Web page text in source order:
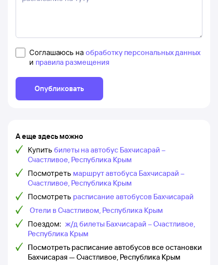
Соглашаюсь на обработку персональных данных
и правила размещения
Опубликовать
А еще здесь можно
Купить билеты на автобус Бахчисарай –
Счастливое, Республика Крым
Посмотреть маршрут автобуса Бахчисарай –
Счастливое, Республика Крым
Посмотреть расписание автобусов Бахчисарай
Отели в Счастливом, Республика Крым
Поездом: ж/д билеты Бахчисарай – Счастливое,
Республика Крым
Посмотреть расписание автобусов все остановки
Бахчисарая — Счастливое, Республика Крым